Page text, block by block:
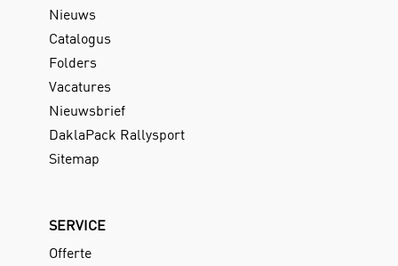
Nieuws
Catalogus
Folders
Vacatures
Nieuwsbrief
DaklaPack Rallysport
Sitemap
SERVICE
Offerte